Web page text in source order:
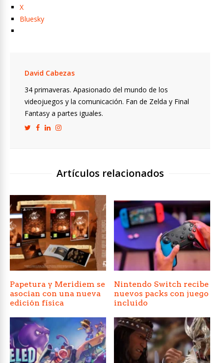
X
Bluesky
David Cabezas
34 primaveras. Apasionado del mundo de los
videojuegos y la comunicación. Fan de Zelda y Final
Fantasy a partes iguales.
Artículos relacionados
Papetura y Meridiem se
asocian con una nueva
edición física
Nintendo Switch recibe
nuevos packs con juego
incluido